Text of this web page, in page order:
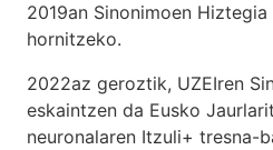
2019an Sinonimoen
hornitzeko.
2022az geroztik, UZEIren
eskaintzen da Eusko
neuronalaren Itzuli+ tresna-